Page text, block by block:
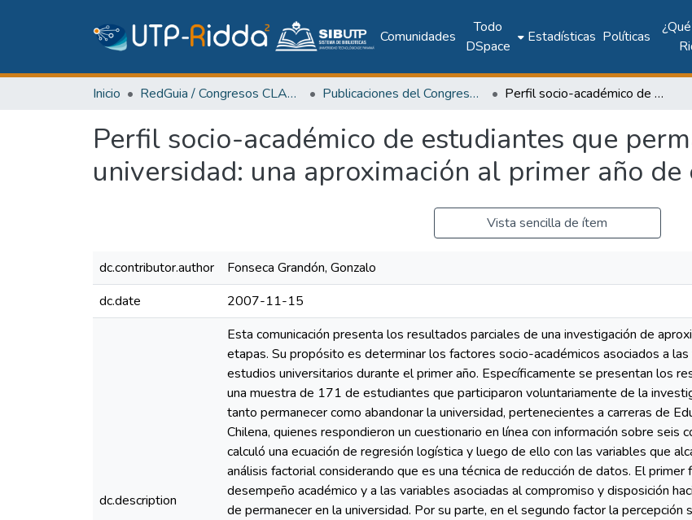
Comunidades
Todo
DSpace
Estadísticas Políticas
Inicio RedGuia / Congresos CLABES Publicaciones del Congreso Internacional CLABES Perfil socio-académico de estudiantes que permanecen y abandonan la universidad: una aproximación al primer año de estudios
Perfil socio-académico de estudiantes que
universidad: una aproximación al primer año de
Vista sencilla de ítem
dc.contributor.author
Fonseca Grandón, Gonzalo
dc.date
2007-11-15
dc.description
Esta comunicación presenta los resultados parciales de una investigación de
etapas. Su propósito es determinar los factores socio-académicos asociados a
estudios universitarios durante el primer año. Específicamente se presentan los
una muestra de 171 de estudiantes que participaron voluntariamente de la
tanto permanecer como abandonar la universidad, pertenecientes a carreras de
Chilena, quienes respondieron un cuestionario en línea con información sobre seis
calculó una ecuación de regresión logística y luego de ello con las variables que
análisis factorial considerando que es una técnica de reducción de datos. El
desempeño académico y a las variables asociadas al compromiso y disposición
de permanecer en la universidad. Por su parte, en el segundo factor la